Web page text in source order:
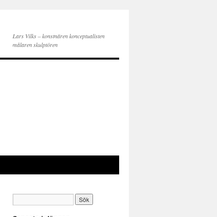
Lars Vilks – konstnären konceptualisten
målaren skulptören